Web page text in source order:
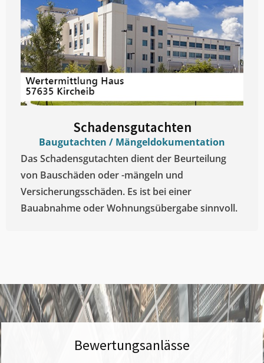
Schadensgutachten
Baugutachten / Mängeldokumentation
Das Schadensgutachten dient der Beurteilung
von Bauschäden oder -mängeln und
Versicherungsschäden. Es ist bei einer
Bauabnahme oder Wohnungsübergabe sinnvoll.
Bewertungsanlässe